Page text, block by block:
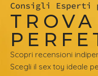
Consigli Esperti
Scopri recensioni
Scegli il sex toy ideale